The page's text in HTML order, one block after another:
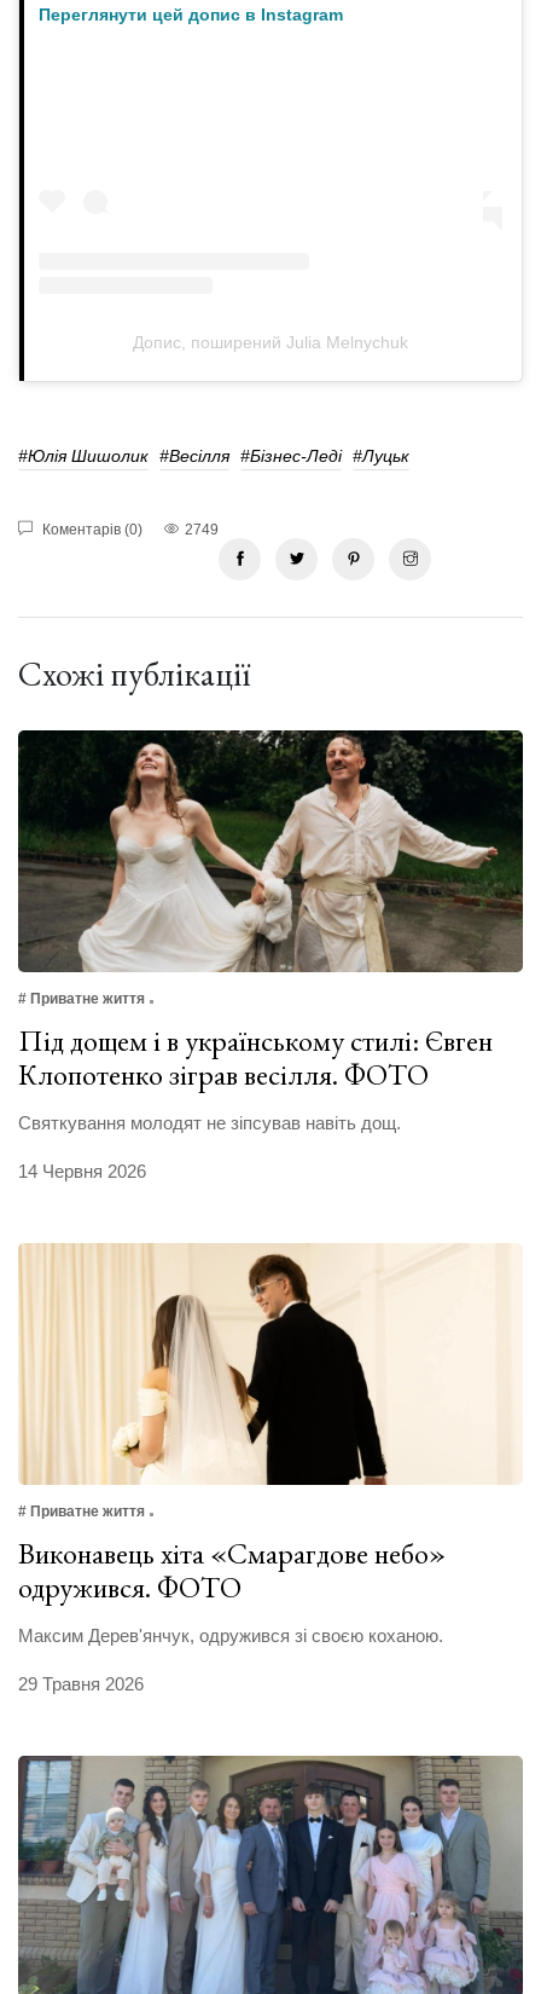
Переглянути цей допис в Instagram
Допис, поширений Julia Melnychuk
#Юлія Шишолик #весілля #бізнес-Леді #Луцьк
Коментарів (0) 2749
Схожі публікації
# Приватне життя
Під дощем і в українському стилі: Євген
Клопотенко зіграв весілля. ФОТО
Святкування молодят не зіпсував навіть дощ.
14 Червня 2026
# Приватне життя
Виконавець хіта «Смарагдове небо»
одружився. ФОТО
Максим Дерев'янчук, одружився зі своєю коханою.
29 Травня 2026